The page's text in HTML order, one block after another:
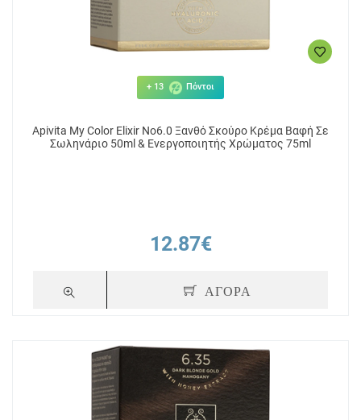
Πόντοι
Ανοιχτό Κρέμα Βαφή Σε Σωληνάριο
50ml & Ενεργοποιητής Χρώματος
75ml
+ 13 Πόντοι
Apivita My Color Elixir No6.0 Ξανθό Σκούρο Κρέμα Βαφή Σε
Σωληνάριο 50ml & Ενεργοποιητής Χρώματος 75ml
12.87€
ΑΓΟΡΑ